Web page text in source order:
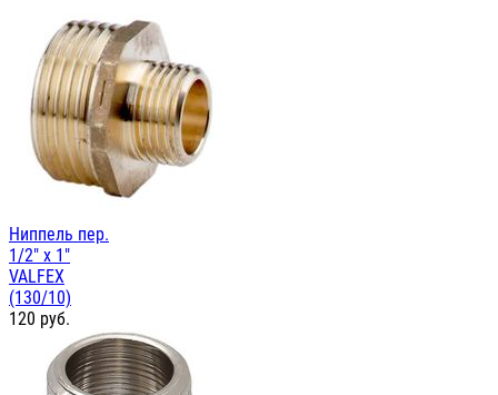
Ниппель пер.
1/2" х 1"
VALFEX
(130/10)
120 руб.